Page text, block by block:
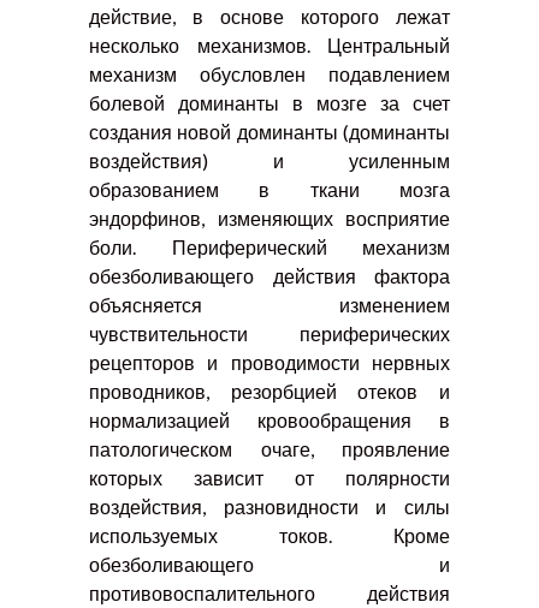
действие, в основе которого лежат
несколько механизмов. Центральный
механизм обусловлен подавлением
болевой доминанты в мозге за счет
создания новой доминанты (доминанты
воздействия) и усиленным
образованием в ткани мозга
эндорфинов, изменяющих восприятие
боли. Периферический механизм
обезболивающего действия фактора
объясняется изменением
чувствительности периферических
рецепторов и проводимости нервных
проводников, резорбцией отеков и
нормализацией кровообращения в
патологическом очаге, проявление
которых зависит от полярности
воздействия, разновидности и силы
используемых токов. Кроме
обезболивающего и
противовоспалительного действия